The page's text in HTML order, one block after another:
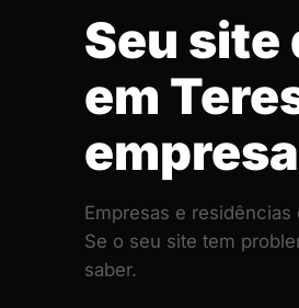
Seu site
em
Empresas e
Se o seu site tem
saber.